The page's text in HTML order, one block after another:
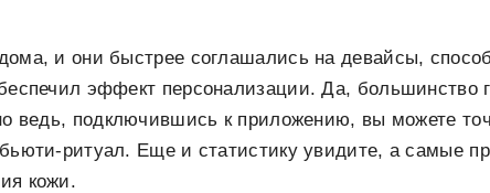
и они быстрее соглашались на девайсы,
эффект персонализации. Да, большинство
ведь, подключившись к приложению, вы можете
ритуал. Еще и статистику увидите, а самые
кожи.